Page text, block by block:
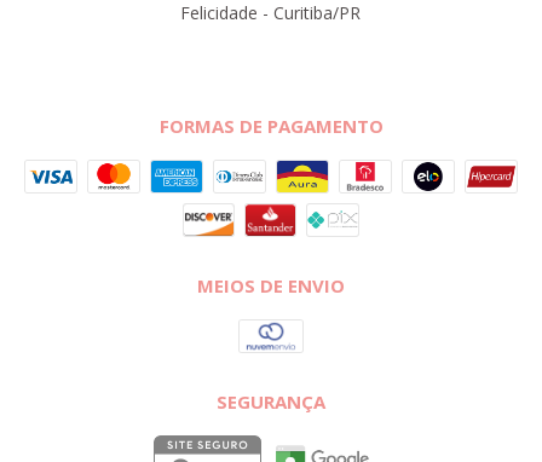
Felicidade - Curitiba/PR
FORMAS DE PAGAMENTO
MEIOS DE ENVIO
SEGURANÇA